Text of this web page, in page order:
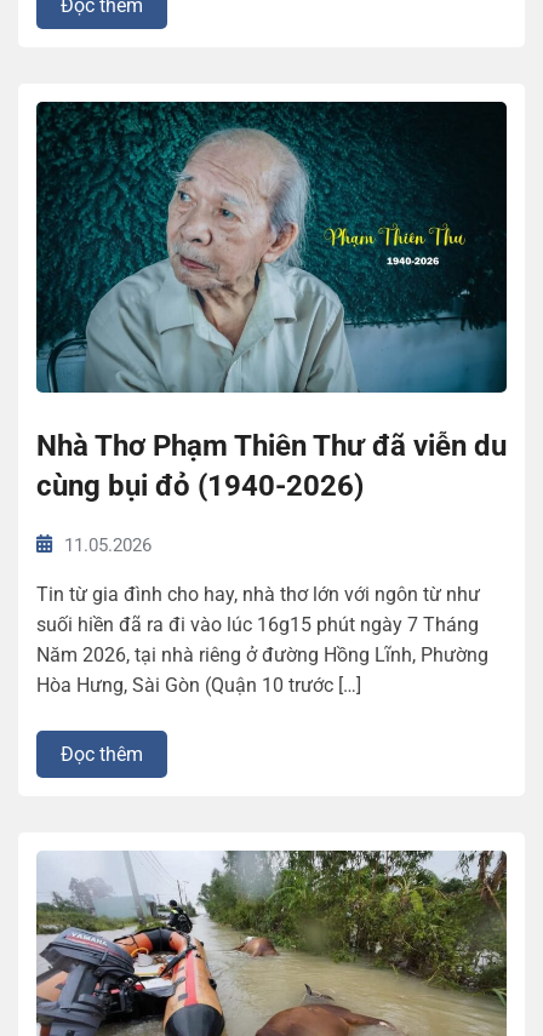
Đọc thêm
Nhà Thơ Phạm Thiên Thư đã viễn du
cùng bụi đỏ (1940-2026)
11.05.2026
Tin từ gia đình cho hay, nhà thơ lớn với ngôn từ như
suối hiền đã ra đi vào lúc 16g15 phút ngày 7 Tháng
Năm 2026, tại nhà riêng ở đường Hồng Lĩnh, Phường
Hòa Hưng, Sài Gòn (Quận 10 trước […]
Đọc thêm